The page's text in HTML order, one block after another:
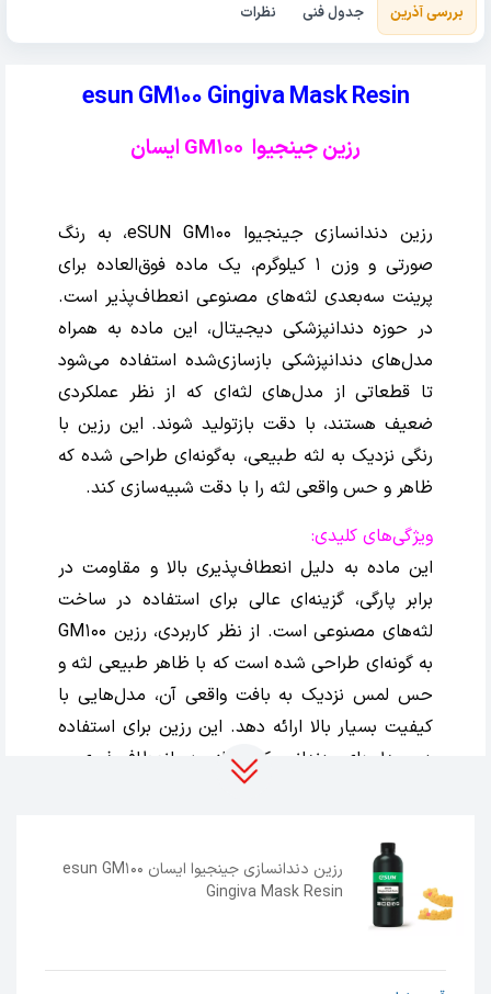
بررسی آذرین جدول فنی نظرات
esun GM100 Gingiva Mask Resin
رزین جینجیوا GM100 ایسان
رزین دندانسازی جینجیوا eSUN GM100، به رنگ
صورتی و وزن 1 کیلوگرم، یک ماده فوق‌العاده برای
پرینت سه‌بعدی لثه‌های مصنوعی انعطاف‌پذیر است.
در حوزه دندانپزشکی دیجیتال، این ماده به همراه
مدل‌های دندانپزشکی بازسازی‌شده استفاده می‌شود
تا قطعاتی از مدل‌های لثه‌ای که از نظر عملکردی
ضعیف هستند، با دقت بازتولید شوند. این رزین با
رنگی نزدیک به لثه طبیعی، به‌گونه‌ای طراحی شده که
ظاهر و حس واقعی لثه را با دقت شبیه‌سازی کند.
ویژگی‌های کلیدی:
این ماده به دلیل انعطاف‌پذیری بالا و مقاومت در
برابر پارگی، گزینه‌ای عالی برای استفاده در ساخت
لثه‌های مصنوعی است. از نظر کاربردی، رزین GM100
به گونه‌ای طراحی شده است که با ظاهر طبیعی لثه و
حس لمس نزدیک به بافت واقعی آن، مدل‌هایی با
کیفیت بسیار بالا ارائه دهد. این رزین برای استفاده
در مدل‌های دندانی که نیاز به انعطاف‌پذیری و
شبیه‌سازی دقیق دارند، کاملاً مناسب است.
رنگ و شبیه‌سازی طبیعی:
این رزین با رنگ صورتیطراحی شده است که تقریباً
به رنگ طبیعی لثه‌ها نزدیک است. این ویژگی نه تنها
بهبود زیادی در ظاهر نهایی مدل‌ها ایجاد می‌کند،
بلکه به بیمار و پزشک امکان می‌دهد تا دید
رزین دندانسازی جینجیوا ایسان esun GM100
Gingiva Mask Resin